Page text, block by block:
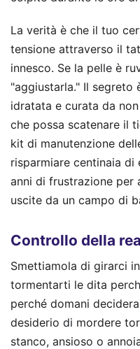
La verità è che il tuo
tensione attraverso il
innesco. Se la pelle è
"aggiustarla." Il segreto
idratata e curata da
che possa scatenare il
kit di manutenzione
risparmiare centinaia
anni di frustrazione per
uscite da un campo di
Controllo della
Smettiamola di girarci
tormentarti le dita
perché domani
desiderio di mordere
stanco, ansioso o